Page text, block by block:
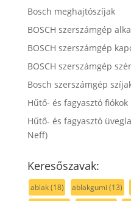
Bosch meghajtószíjak
BOSCH szerszámgép
BOSCH szerszámgép
BOSCH szerszámgép
Bosch szerszámgép
Hűtő- és fagyasztó fiókok
Hűtő- és fagyasztó
Neff)
Keresőszavak:
ablak(18) ablakgumi (13)